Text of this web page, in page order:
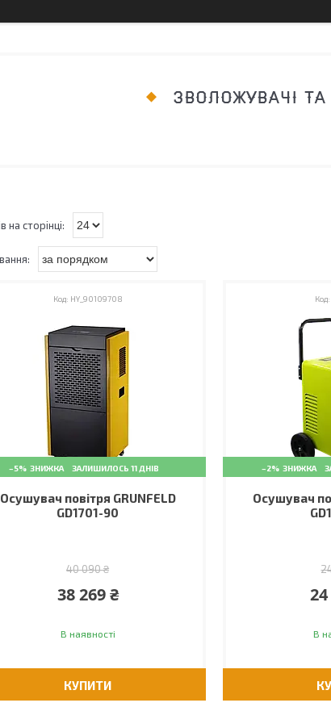
ЗВОЛОЖУВАЧІ
HY_90109708
–5% ЗАЛИШИЛОСЬ 11 ДНІВ
Осушувач повітря GRUNFELD
GD1701-90
40 090 ₴
38 269 ₴
В наявності
КУПИТИ
–2%
Осушувач
В